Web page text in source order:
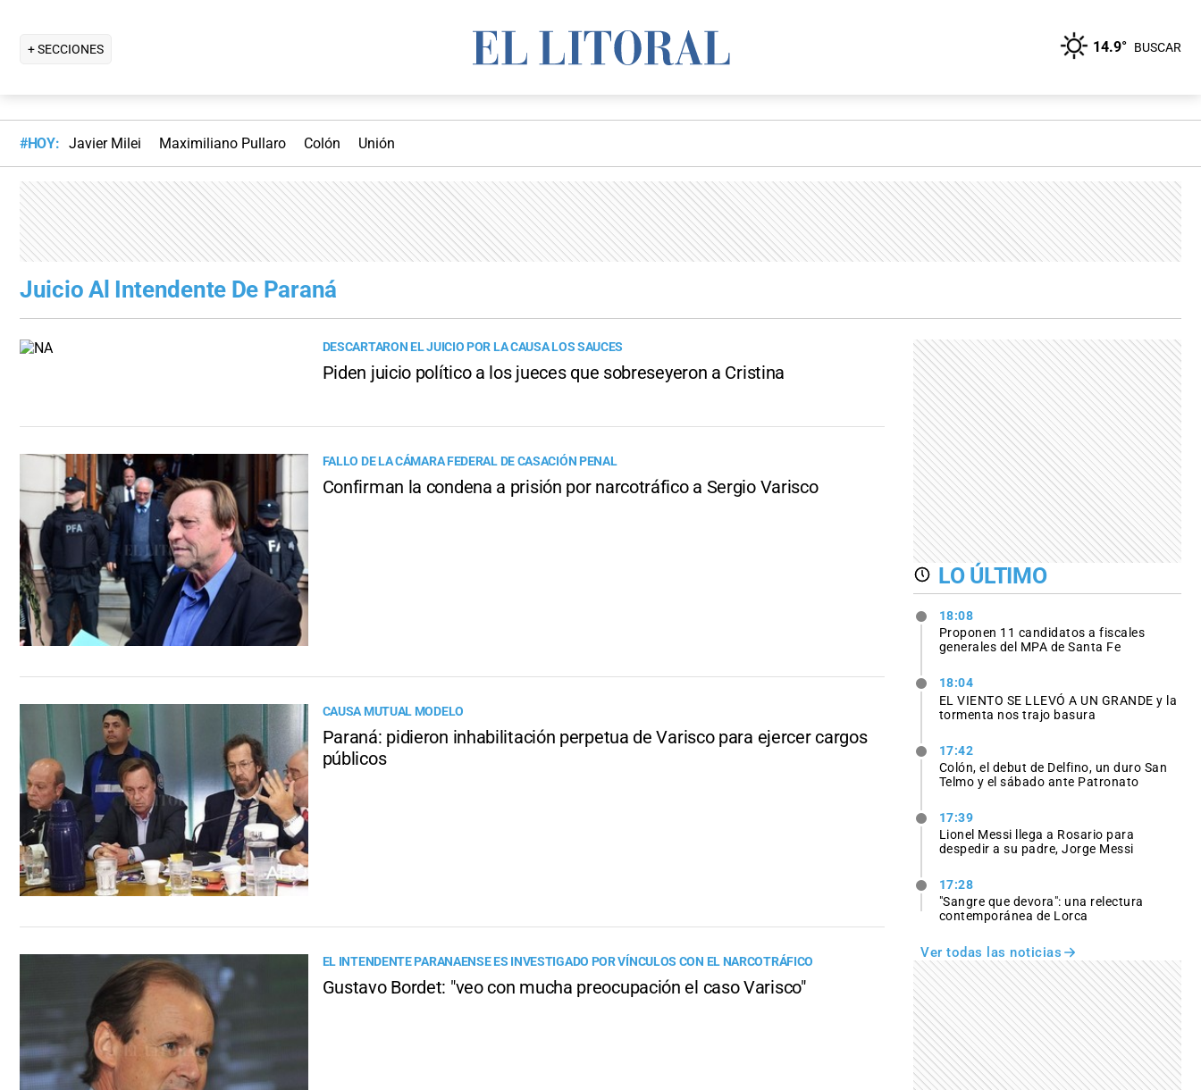
+ SECCIONES 14.9° BUSCAR
#HOY: Javier Milei Maximiliano Pullaro Colón Unión
Juicio Al Intendente De Paraná
DESCARTARON EL JUICIO POR LA CAUSA LOS SAUCES
Piden juicio político a los jueces que sobreseyeron a Cristina
FALLO DE LA CÁMARA FEDERAL DE CASACIÓN PENAL
Confirman la condena a prisión por narcotráfico a Sergio Varisco
CAUSA MUTUAL MODELO
Paraná: pidieron inhabilitación perpetua de Varisco para ejercer cargos
públicos
EL INTENDENTE PARANAENSE ES INVESTIGADO POR VÍNCULOS CON EL NARCOTRÁFICO
Gustavo Bordet: "veo con mucha preocupación el caso Varisco"
LO ÚLTIMO
18:08
Proponen 11 candidatos a fiscales
generales del MPA de Santa Fe
18:04
EL VIENTO SE LLEVÓ A UN GRANDE y la
tormenta nos trajo basura
17:42
Colón, el debut de Delfino, un duro San
Telmo y el sábado ante Patronato
17:39
Lionel Messi llega a Rosario para
despedir a su padre, Jorge Messi
17:28
"Sangre que devora": una relectura
contemporánea de Lorca
Ver todas las noticias